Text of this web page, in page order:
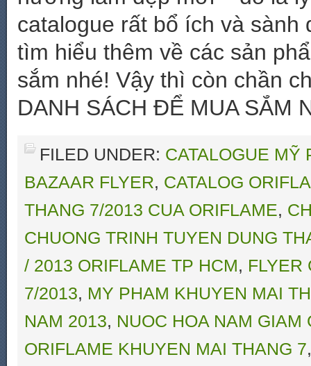
catalogue rất bổ ích và
tìm hiểu thêm về các sản
sắm nhé! Vậy thì còn chần
DANH SÁCH ĐỂ MUA SẮM
FILED UNDER: CATALOGUE MỸ
BAZAAR FLYER, CATALOG
THANG 7/2013 CUA ORIFLAME,
CHUONG TRINH TUYEN DUNG
/ 2013 ORIFLAME TP HCM, FLYER
7/2013, MY PHAM KHUYEN MAI
NAM 2013, NUOC HOA NAM GIAM
ORIFLAME KHUYEN MAI THANG 7